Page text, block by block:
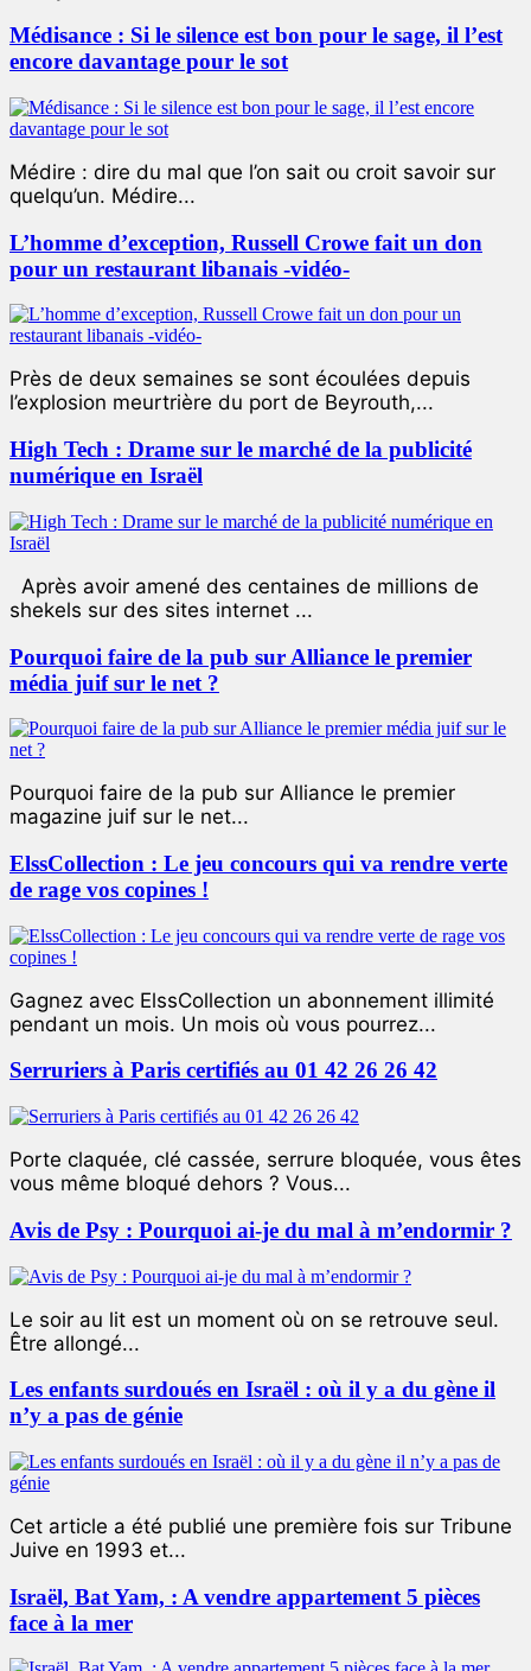
Médisance : Si le silence est bon pour le sage, il l’est
encore davantage pour le sot
Médire : dire du mal que l’on sait ou croit savoir sur
quelqu’un. Médire...
L’homme d’exception, Russell Crowe fait un don
pour un restaurant libanais -vidéo-
Près de deux semaines se sont écoulées depuis
l’explosion meurtrière du port de Beyrouth,...
High Tech : Drame sur le marché de la publicité
numérique en Israël
Après avoir amené des centaines de millions de
shekels sur des sites internet ...
Pourquoi faire de la pub sur Alliance le premier
média juif sur le net ?
Pourquoi faire de la pub sur Alliance le premier
magazine juif sur le net...
ElssCollection : Le jeu concours qui va rendre verte
de rage vos copines !
Gagnez avec ElssCollection un abonnement illimité
pendant un mois. Un mois où vous pourrez...
Serruriers à Paris certifiés au 01 42 26 26 42
Porte claquée, clé cassée, serrure bloquée, vous êtes
vous même bloqué dehors ? Vous...
Avis de Psy : Pourquoi ai-je du mal à m’endormir ?
Le soir au lit est un moment où on se retrouve seul.
Être allongé...
Les enfants surdoués en Israël : où il y a du gène il
n’y a pas de génie
Cet article a été publié une première fois sur Tribune
Juive en 1993 et...
Israël, Bat Yam, : A vendre appartement 5 pièces
face à la mer